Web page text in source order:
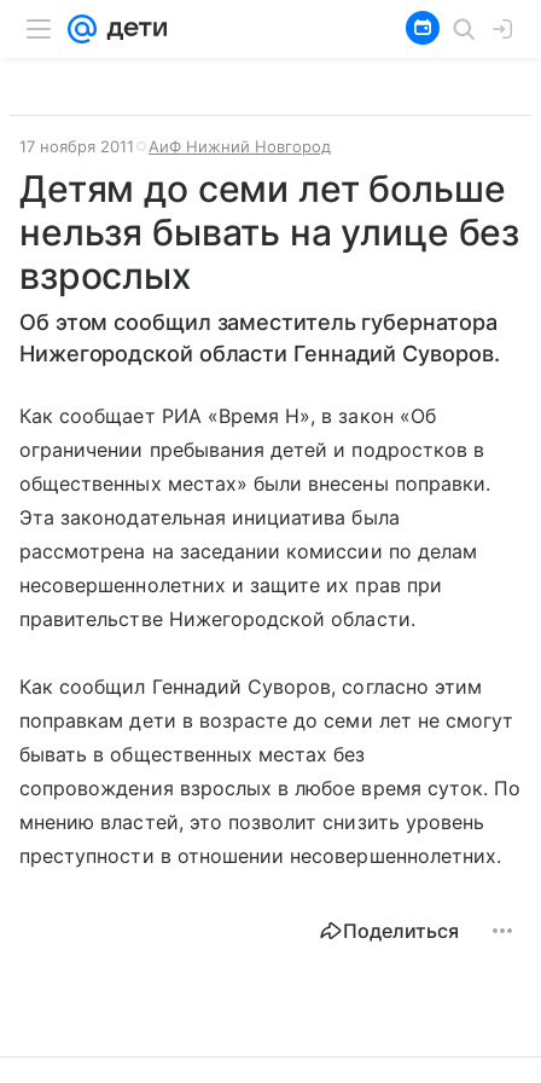
17 ноября 2011 АиФ Нижний Новгород
Детям до семи лет больше
нельзя бывать на улице без
взрослых
Об этом сообщил заместитель губернатора
Нижегородской области Геннадий Суворов.
Как сообщает РИА «Время Н», в закон «Об
ограничении пребывания детей и подростков в
общественных местах» были внесены поправки.
Эта законодательная инициатива была
рассмотрена на заседании комиссии по делам
несовершеннолетних и защите их прав при
правительстве Нижегородской области.
Как сообщил Геннадий Суворов, согласно этим
поправкам дети в возрасте до семи лет не смогут
бывать в общественных местах без
сопровождения взрослых в любое время суток. По
мнению властей, это позволит снизить уровень
преступности в отношении несовершеннолетних.
Поделиться